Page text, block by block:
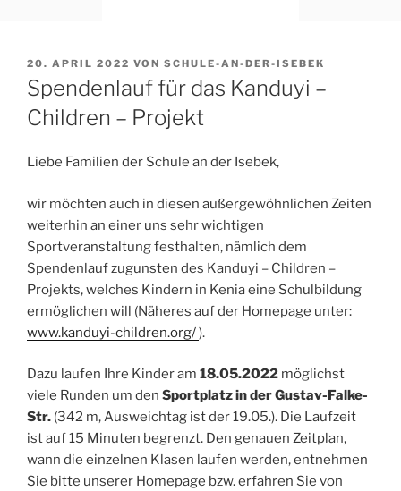
VERÖFFENTLICHT
AM
20. APRIL 2022 VON SCHULE-AN-DER-ISEBEK
Spendenlauf für das Kanduyi –
Children – Projekt
Liebe Familien der Schule an der Isebek,
wir möchten auch in diesen außergewöhnlichen Zeiten
weiterhin an einer uns sehr wichtigen
Sportveranstaltung festhalten, nämlich dem
Spendenlauf zugunsten des Kanduyi – Children –
Projekts, welches Kindern in Kenia eine Schulbildung
ermöglichen will (Näheres auf der Homepage unter:
www.kanduyi-children.org/).
Dazu laufen Ihre Kinder am 18.05.2022 möglichst
viele Runden um den Sportplatz in der Gustav-Falke-
Str. (342 m, Ausweichtag ist der 19.05.). Die Laufzeit
ist auf 15 Minuten begrenzt. Den genauen Zeitplan,
wann die einzelnen Klasen laufen werden, entnehmen
Sie bitte unserer Homepage bzw. erfahren Sie von